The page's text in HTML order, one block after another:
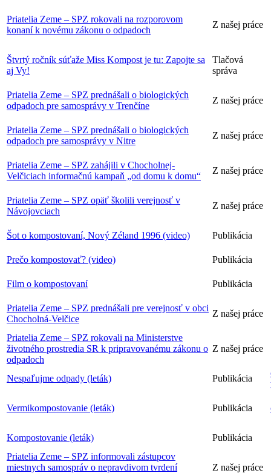
Priatelia Zeme – SPZ rokovali na rozporovom
konaní k novému zákonu o odpadoch
Z našej práce
Štvrtý ročník súťaže Miss Kompost je tu: Zapojte sa
aj Vy!
Tlačová
správa
Priatelia Zeme – SPZ prednášali o biologických
odpadoch pre samosprávy v Trenčíne
Z našej práce
Priatelia Zeme – SPZ prednášali o biologických
odpadoch pre samosprávy v Nitre
Z našej práce
Priatelia Zeme – SPZ zahájili v Chocholnej-
Velčiciach informačnú kampaň „od domu k domu“
Z našej práce
Priatelia Zeme – SPZ opäť školili verejnosť v
Návojovciach
Z našej práce
Šot o kompostovaní, Nový Zéland 1996 (video) Publikácia
Prečo kompostovať? (video) Publikácia
Film o kompostovaní Publikácia
Priatelia Zeme – SPZ prednášali pre verejnosť v obci
Chocholná-Velčice
Z našej práce
Priatelia Zeme – SPZ rokovali na Ministerstve
životného prostredia SR k pripravovanému zákonu o
odpadoch
Z našej práce
Nespaľujme odpady (leták) Publikácia
Vermikompostovanie (leták) Publikácia
Kompostovanie (leták)
Publikácia
Priatelia Zeme – SPZ informovali zástupcov
miestnych samospráv o nepravdivom tvrdení
Z našej práce